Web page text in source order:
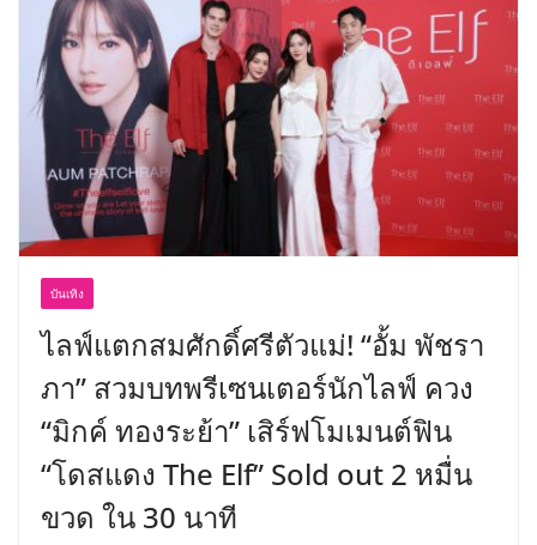
บันเทิง
ไลฟ์แตกสมศักดิ์ศรีตัวแม่! “อั้ม พัชรา
ภา” สวมบทพรีเซนเตอร์นักไลฟ์ ควง
“มิกค์ ทองระย้า” เสิร์ฟโมเมนต์ฟิน
“โดสแดง The Elf” Sold out 2 หมื่น
ขวด ใน 30 นาที